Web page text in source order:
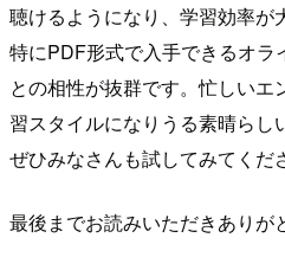
聴けるようになり、学習効率が
特にPDF形式で入手できるオラ
との相性が抜群です。忙しい
習スタイルになりうる素晴らし
ぜひみなさんも試してみてくだ
最後までお読みいただきありが